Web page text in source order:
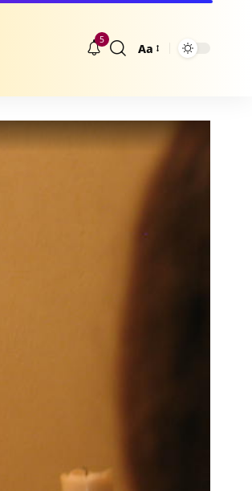
5
Größenänderung
Aa